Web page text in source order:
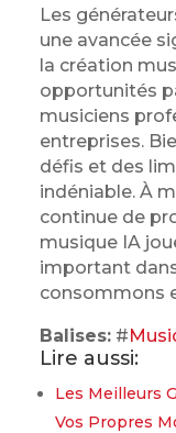
Les
une avancée
la création
opportunités
musiciens
entreprises.
défis et des
indéniable. À
continue de
musique IA
important
consommons
Balises:#
Lire aussi:
Les Meilleurs
Vos Propres